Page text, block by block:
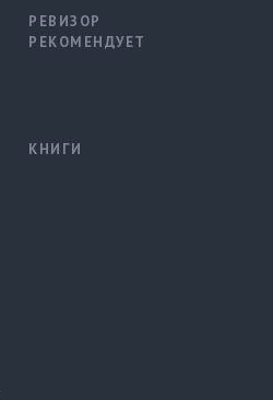
РЕВИЗОР
РЕКОМЕНДУЕТ
КНИГИ